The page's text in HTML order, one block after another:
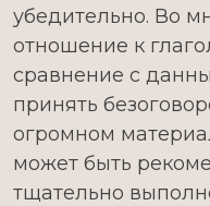
убедительно. Во
отношение к
сравнение с
принять
огромном
может быть
тщательно